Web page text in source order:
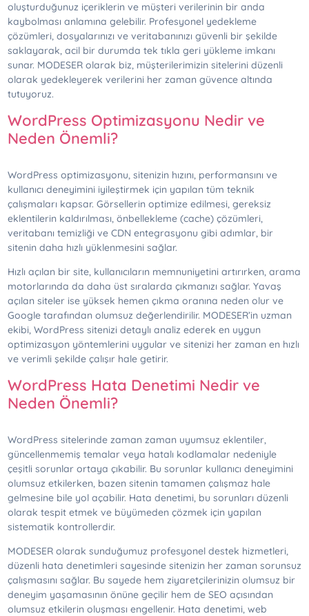
oluşturduğunuz içeriklerin ve müşteri verilerinin bir anda
kaybolması anlamına gelebilir. Profesyonel yedekleme
çözümleri, dosyalarınızı ve veritabanınızı güvenli bir şekilde
saklayarak, acil bir durumda tek tıkla geri yükleme imkanı
sunar. MODESER olarak biz, müşterilerimizin sitelerini düzenli
olarak yedekleyerek verilerini her zaman güvence altında
tutuyoruz.
WordPress Optimizasyonu Nedir ve
Neden Önemli?
WordPress optimizasyonu, sitenizin hızını, performansını ve
kullanıcı deneyimini iyileştirmek için yapılan tüm teknik
çalışmaları kapsar. Görsellerin optimize edilmesi, gereksiz
eklentilerin kaldırılması, önbellekleme (cache) çözümleri,
veritabanı temizliği ve CDN entegrasyonu gibi adımlar, bir
sitenin daha hızlı yüklenmesini sağlar.
Hızlı açılan bir site, kullanıcıların memnuniyetini artırırken, arama
motorlarında da daha üst sıralarda çıkmanızı sağlar. Yavaş
açılan siteler ise yüksek hemen çıkma oranına neden olur ve
Google tarafından olumsuz değerlendirilir. MODESER’in uzman
ekibi, WordPress sitenizi detaylı analiz ederek en uygun
optimizasyon yöntemlerini uygular ve sitenizi her zaman en hızlı
ve verimli şekilde çalışır hale getirir.
WordPress Hata Denetimi Nedir ve
Neden Önemli?
WordPress sitelerinde zaman zaman uyumsuz eklentiler,
güncellenmemiş temalar veya hatalı kodlamalar nedeniyle
çeşitli sorunlar ortaya çıkabilir. Bu sorunlar kullanıcı deneyimini
olumsuz etkilerken, bazen sitenin tamamen çalışmaz hale
gelmesine bile yol açabilir. Hata denetimi, bu sorunları düzenli
olarak tespit etmek ve büyümeden çözmek için yapılan
sistematik kontrollerdir.
MODESER olarak sunduğumuz profesyonel destek hizmetleri,
düzenli hata denetimleri sayesinde sitenizin her zaman sorunsuz
çalışmasını sağlar. Bu sayede hem ziyaretçilerinizin olumsuz bir
deneyim yaşamasının önüne geçilir hem de SEO açısından
olumsuz etkilerin oluşması engellenir. Hata denetimi, web